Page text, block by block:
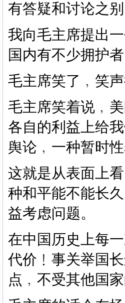
有答疑和讨论之别
我向毛主席提出
国内有不少拥护
毛主席笑了﹐笑
毛主席笑着说﹐
各自的利益上给
舆论﹐一种暂时
这就是从表面上
种和平能不能长
益考虑问题。
在中国历史上每
代价﹗事关举国
点﹐不受其他国家